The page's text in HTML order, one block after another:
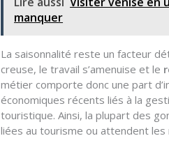
manquer
La saisonnalité reste un facteur
creuse, le travail s’amenuise et le
métier comporte donc une part
économiques récents liés à la
touristique. Ainsi, la plupart des
liées au tourisme ou attendent